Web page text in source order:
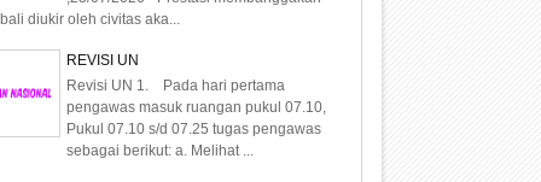
diukir oleh civitas aka...
REVISI UN
Revisi UN 1. Pada hari pertama
pengawas masuk ruangan pukul 07.10,
Pukul 07.10 s/d 07.25 tugas pengawas
sebagai berikut: a. Melihat ...